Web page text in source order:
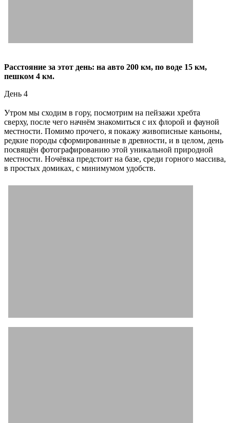
Расстояние за этот день: на авто 200 км, по воде 15 км,
пешком 4 км.
День 4
Утром мы сходим в гору, посмотрим на пейзажи хребта
сверху, после чего начнём знакомиться с их флорой и фауной
местности. Помимо прочего, я покажу живописные каньоны,
редкие породы сформированные в древности, и в целом, день
посвящён фотографированию этой уникальной природной
местности. Ночёвка предстоит на базе, среди горного массива,
в простых домиках, с минимумом удобств.